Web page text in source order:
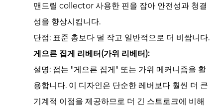
맨드릴 collector사용한 핀을 잡아 안전성과 청결
성을 향상시킵니다.
단점: 표준 총보다 덜 작고 일반적으로 더 비쌉니다.
게으른 집게 리베터(가위 리베터):
설명: 접는 "게으른 집게" 또는 가위 메커니즘을 활
용합니다. 이 디자인은 단순한 레버보다 훨씬 더 큰
기계적 이점을 제공하므로 더 긴 스트로크에 비해